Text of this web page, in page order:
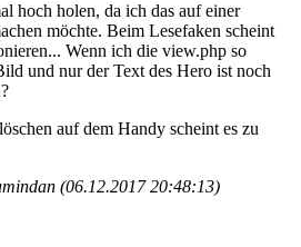
hoch holen, da ich das auf einer
möchte. Beim Lesefaken scheint
Wenn ich die view.php so
und nur der Text des Hero ist noch
auf dem Handy scheint es zu
(06.12.2017 20:48:13)